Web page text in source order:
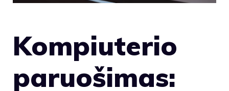
Kompiuterio
paruošimas: